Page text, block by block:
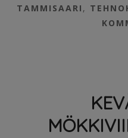
TAMMISAARI ,